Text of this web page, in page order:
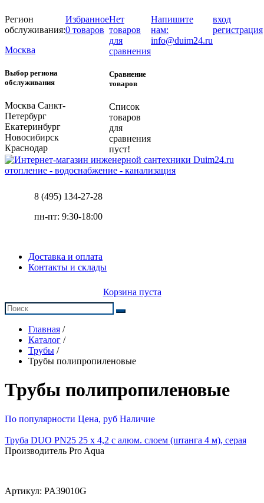
Регион
обслуживания:
Москва
Выбор региона
обслуживания
Москва Санкт-
Петербург
Екатеринбург
Новосибирск
Краснодар
Избранное
0 товаров
Нет
товаров
для
сравнения
Сравнение
товаров
Список
товаров
для
сравнения
пуст!
Напишите
нам:
info@duim24.ru
вход
регистрация
отопление - водоснабжение - канализация
8 (495) 134-27-28
пн-пт: 9:30-18:00
Доставка и оплата
Контакты и склады
Корзина пуста
Главная /
Каталог /
Трубы /
Трубы полипропиленовые
Трубы полипропиленовые
По популярности Цена, руб Наличие
Труба DUO PN25 25 х 4,2 с алюм. слоем (штанга 4 м), серая
Производитель Pro Aqua
Артикул: PA39010G